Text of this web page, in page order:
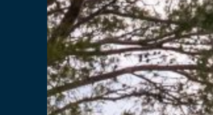
Hit enter to search or ESC to close